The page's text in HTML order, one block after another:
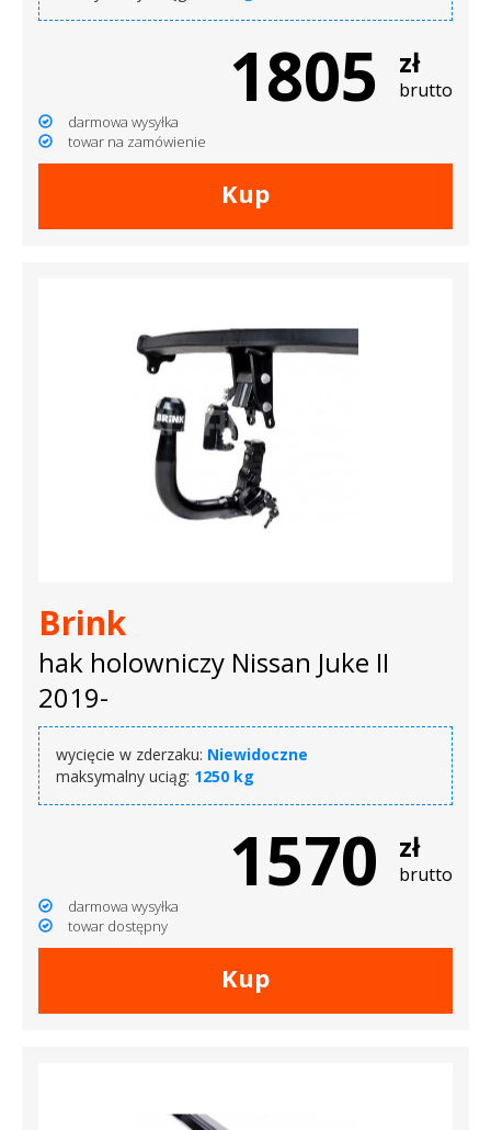
1805 zł
brutto
darmowa wysyłka
towar na zamówienie
Kup
Brink
hak holowniczy Nissan Juke II
2019-
wycięcie w zderzaku: Niewidoczne
maksymalny uciąg: 1250 kg
1570 zł
brutto
darmowa wysyłka
towar dostępny
Kup